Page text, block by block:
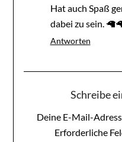
Hat auch Spaß
dabei zu sein.
Antworten
Schreibe
Deine E-Mail-
Erforderliche